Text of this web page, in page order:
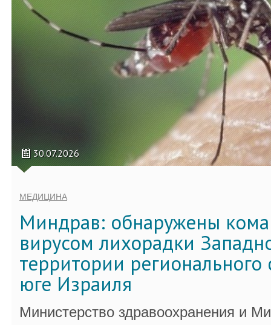
30.07.2026
МЕДИЦИНА
Миндрав: обнаружены
вирусом лихорадки
территории регионального
юге Израиля
Министерство здравоохранения и